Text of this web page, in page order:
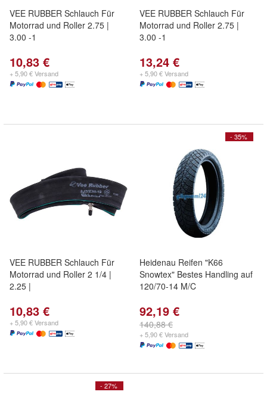
VEE RUBBER Schlauch Für
Motorrad und Roller 2.75 |
3.00 -1
10,83 €
+ 5,90 € Versand
VEE RUBBER Schlauch Für
Motorrad und Roller 2.75 |
3.00 -1
13,24 €
+ 5,90 € Versand
VEE RUBBER Schlauch Für
Motorrad und Roller 2 1/4 |
2.25 |
10,83 €
+ 5,90 € Versand
- 35%
Heidenau Reifen "K66
Snowtex" Bestes Handling auf
120/70-14 M/C
92,19 €
140,88 €
+ 5,90 € Versand
- 27%